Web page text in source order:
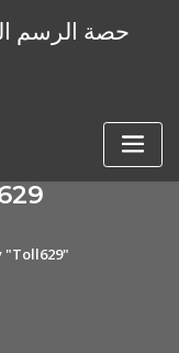
حصة الرسم
"Toll629"